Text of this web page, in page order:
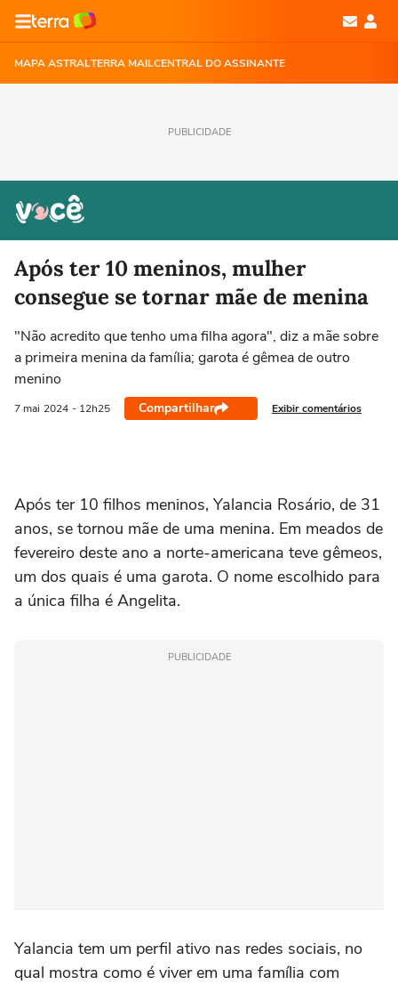
MAPA ASTRALTERRA MAILCENTRAL DO ASSINANTE
PUBLICIDADE
Após ter 10 meninos, mulher
consegue se tornar mãe de menina
"Não acredito que tenho uma filha agora", diz a mãe sobre
a primeira menina da família; garota é gêmea de outro
menino
7 mai 2024 - 12h25 Compartilhar Exibir comentários
Após ter 10 filhos meninos, Yalancia Rosário, de 31
anos, se tornou mãe de uma menina. Em meados de
fevereiro deste ano a norte-americana teve gêmeos,
um dos quais é uma garota. O nome escolhido para
a única filha é Angelita.
PUBLICIDADE
Yalancia tem um perfil ativo nas redes sociais, no
qual mostra como é viver em uma família com